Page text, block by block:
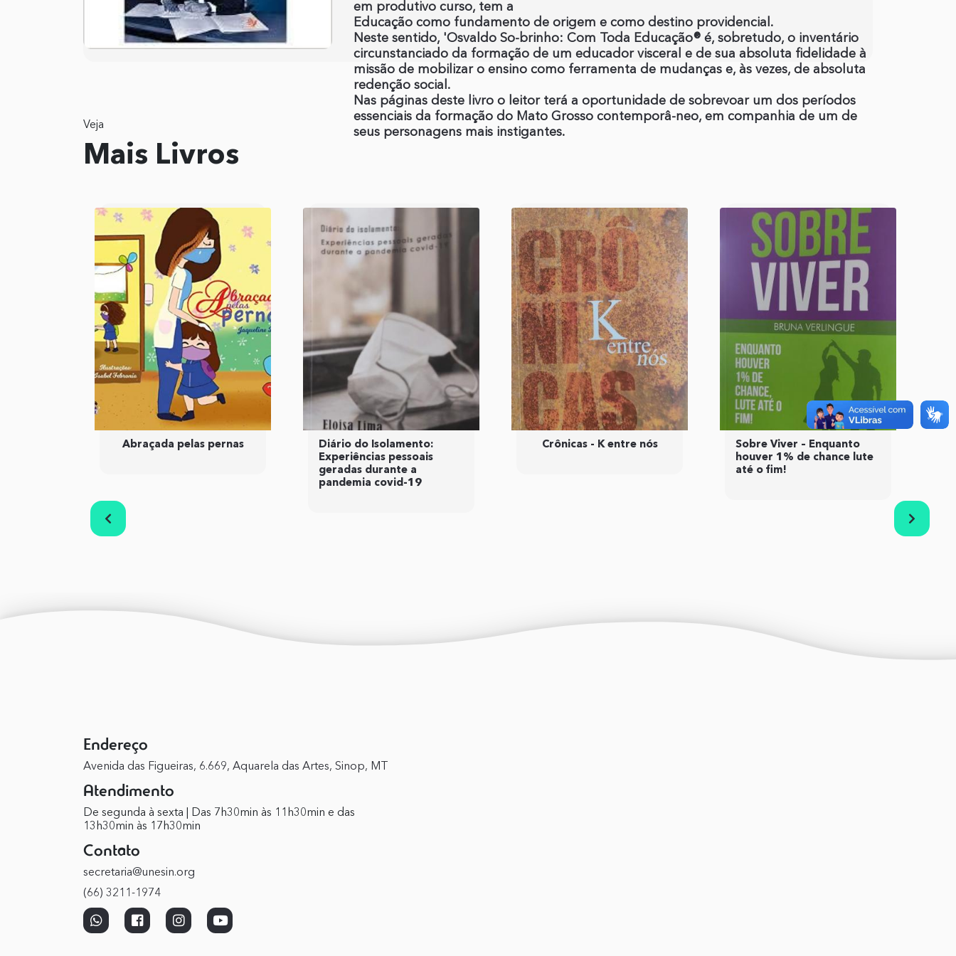
em produtivo curso, tem a
Educação como fundamento de origem e como destino providencial.
Neste sentido, 'Osvaldo So-brinho: Com Toda Educação® é, sobretudo, o inventário
circunstanciado da formação de um educador visceral e de sua absoluta fidelidade à
missão de mobilizar o ensino como ferramenta de mudanças e, às vezes, de absoluta
redenção social.
Nas páginas deste livro o leitor terá a oportunidade de sobrevoar um dos períodos
essenciais da formação do Mato Grosso contemporâ-neo, em companhia de um de
seus personagens mais instigantes.
Veja
Mais Livros
Abraçada pelas pernas
Diário do Isolamento:
Experiências pessoais
geradas durante a
pandemia covid-19
Crônicas - K entre nós
Sobre Viver – Enquanto
houver 1% de chance lute
até o fim!
Endereço
Avenida das Figueiras, 6.669, Aquarela das Artes, Sinop, MT
Atendimento
De segunda à sexta | Das 7h30min às 11h30min e das
13h30min às 17h30min
Contato
secretaria@unesin.org
(66) 3211-1974